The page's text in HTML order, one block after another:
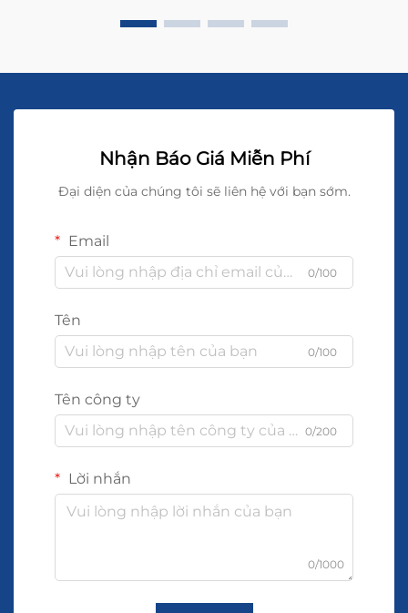
Nhận Báo Giá Miễn Phí
Đại diện của chúng tôi sẽ liên hệ với bạn sớm.
Email
0/100
Tên
0/100
Tên công ty
0/200
Lời nhắn
0/1000